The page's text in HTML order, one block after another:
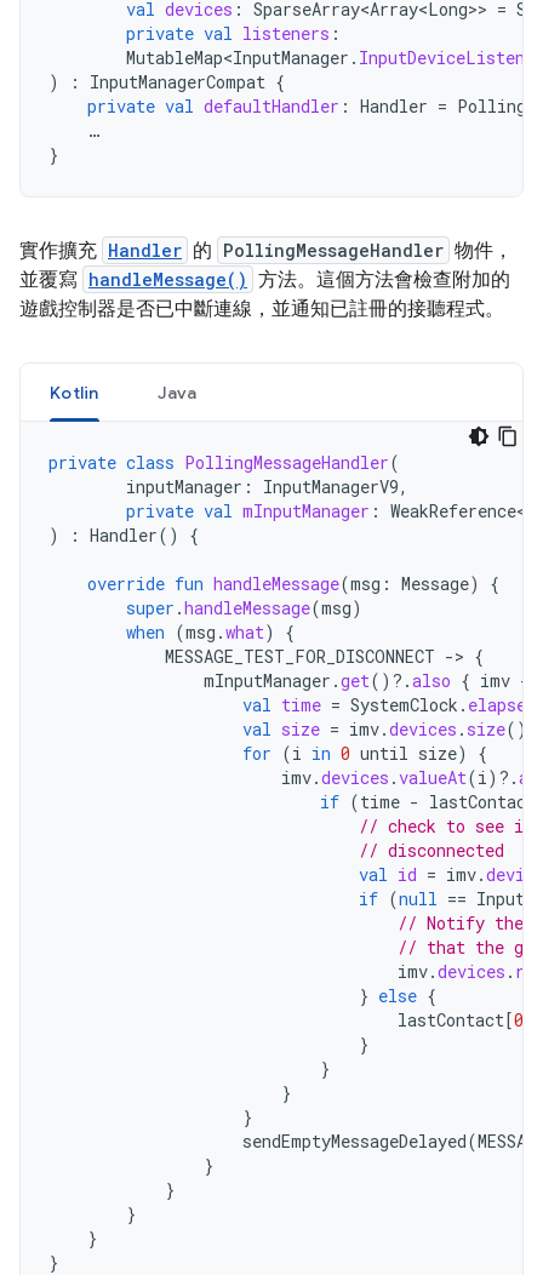
val devices : SparseArray<Array<Long>> =
private val listeners :
MutableMap<InputManager . InputDeviceListener
)
: InputManagerCompat {
private val defaultHandler : Handler =
…
}
實作擴充 Handler 的 PollingMessageHandler 物件，
並覆寫 handleMessage() 方法。這個方法會檢查附加的
遊戲控制器是否已中斷連線，並通知已註冊的接聽程式。
Kotlin Java
private class PollingMessageHandler(
inputManager : InputManagerV9,
private val mInputManager :
)
: Handler() {
override fun handleMessage(msg : Message)
{
super .handleMessage(msg)
when (msg .what)
{
MESSAGE_TEST_FOR_DISCONNECT -> {
mInputManager .get() ?.also { imv -
val time = SystemClock .
val size = imv.devices . size()
for (i in 0 until size)
{
imv.devices .valueAt(i) ?.
if (time - lastContact
// check to see if
// disconnected
val id = imv.
if (null ==
// Notify the
// that the
imv.devices .
} else {
lastContact[0
}
}
}
}
sendEmptyMessageDelayed(
}
}
}
}
}